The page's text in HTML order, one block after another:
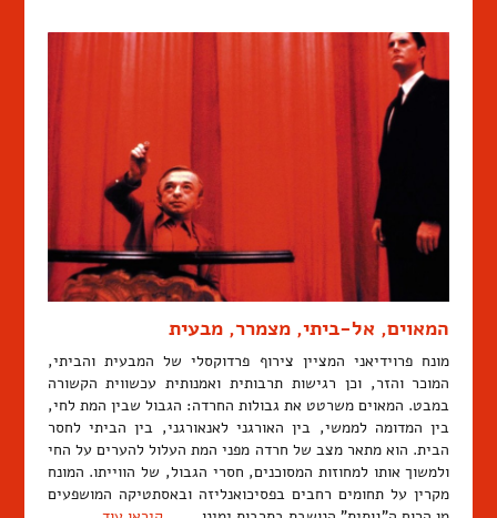
המאוים, אל-ביתי, מצמרר, מבעית
מונח פרוידיאני המציין צירוף פרדוקסלי של המבעית והביתי,
המוכר והזר, וכן רגישות תרבותית ואמנותית עכשווית הקשורה
במבט. המאוים משרטט את גבולות החרדה: הגבול שבין המת לחי,
בין המדומה לממשי, בין האורגני לאנאורגני, בין הביתי לחסר
הבית. הוא מתאר מצב של חרדה מפני המת העלול להערים על החי
ולמשוך אותו למחוזות המסוכנים, חסרי הגבול, של הווייתו. המונח
מקרין על תחומים רחבים בפסיכואנליזה ובאסתטיקה המושפעים